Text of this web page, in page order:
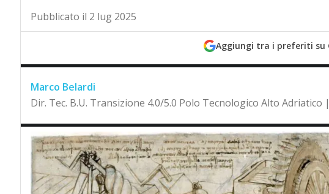
Pubblicato il 2 lug 2025
Aggiungi tra i preferiti su
Marco Belardi
Dir. Tec. B.U. Transizione 4.0/5.0 Polo Tecnologico Alto